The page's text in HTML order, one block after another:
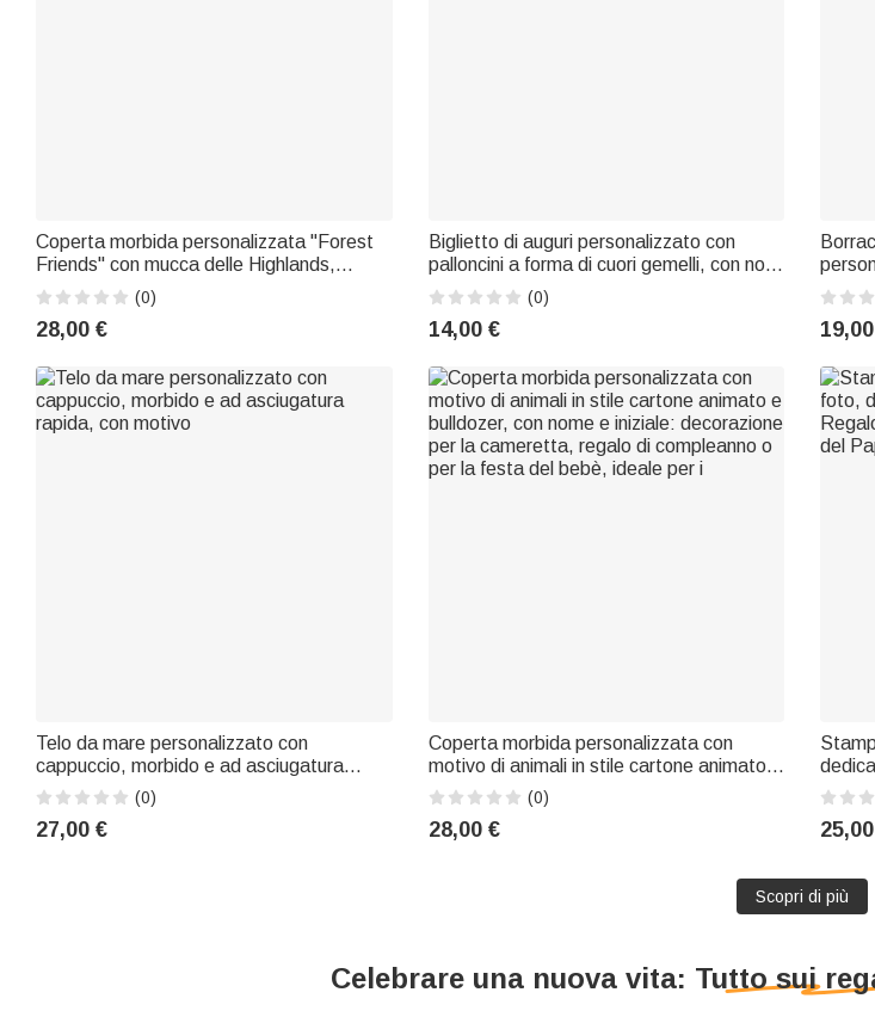
Coperta morbida personalizzata "Forest
Friends" con mucca delle Highlands,
coniglio e volpi, con nome, decorazione
per la cameretta, regalo per baby shower
e neonato
(0)
28,00 €
Biglietto di auguri personalizzato con
palloncini a forma di cuori gemelli, con nomi
e iniziali – Annuncio della nascita, festa
per il bebè, regalo di compleanno per
neonati e neo-genitori
(0)
14,00 €
Telo da mare personalizzato con
cappuccio, morbido e ad asciugatura
rapida, con motivo "Principessa Sirena e
Dinosauri", con nome: regalo per bambini
per la spiaggia, la piscina e le vacanze
(0)
27,00 €
Coperta morbida personalizzata con
motivo di animali in stile cartone animato e
bulldozer, con nome e iniziale: decorazione
per la cameretta, regalo di compleanno o
per la festa del bebè, ideale per i
(0)
28,00 €
Scopri di più
Celebrare una nuova vita: Tutto sui